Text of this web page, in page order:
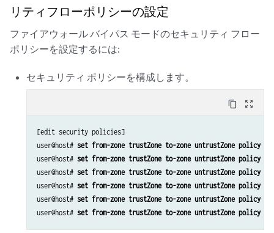
リティフローポリシーの設定
ファイアウォール バイパス モードのセキュリティ フロー
ポリシーを設定するには:
セキュリティ ポリシーを構成します。
content_copy zoom_out_map
[edit security policies]
user@host# set from-zone trustZone to-zone untrustZone policy
user@host# set from-zone trustZone to-zone untrustZone policy
user@host# set from-zone trustZone to-zone untrustZone policy
user@host# set from-zone trustZone to-zone untrustZone policy
user@host# set from-zone trustZone to-zone untrustZone policy
user@host# set from-zone trustZone to-zone untrustZone policy